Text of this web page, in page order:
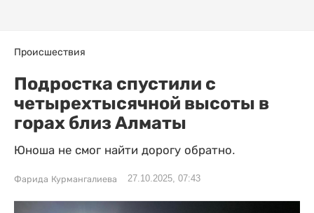
Происшествия
Подростка спустили с
четырехтысячной высоты в
горах близ Алматы
Юноша не смог найти дорогу обратно.
Фарида Курмангалиева 27.10.2025, 07:43